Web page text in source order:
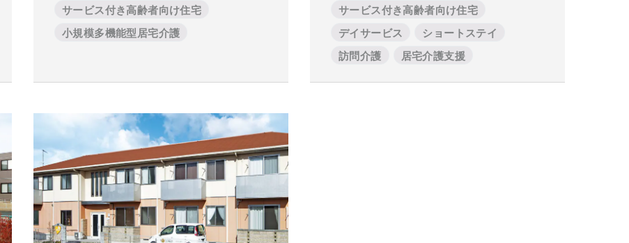
サービス付き高齢者向け住宅
小規模多機能型居宅介護
サービス付き高齢者向け住宅
デイサービス
ショートステイ
訪問介護
居宅介護支援